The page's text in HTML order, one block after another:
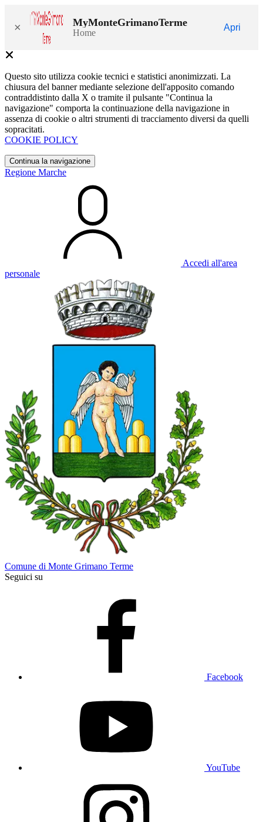
× MyMonteGrimanoTerme
Home
Apri
Questo sito utilizza cookie tecnici e statistici anonimizzati. La
chiusura del banner mediante selezione dell'apposito comando
contraddistinto dalla X o tramite il pulsante "Continua la
navigazione" comporta la continuazione della navigazione in
assenza di cookie o altri strumenti di tracciamento diversi da quelli
sopracitati.
COOKIE POLICY
Continua la navigazione
Regione Marche
Accedi all'area
personale
Comune di Monte Grimano Terme
Seguici su
Facebook
YouTube